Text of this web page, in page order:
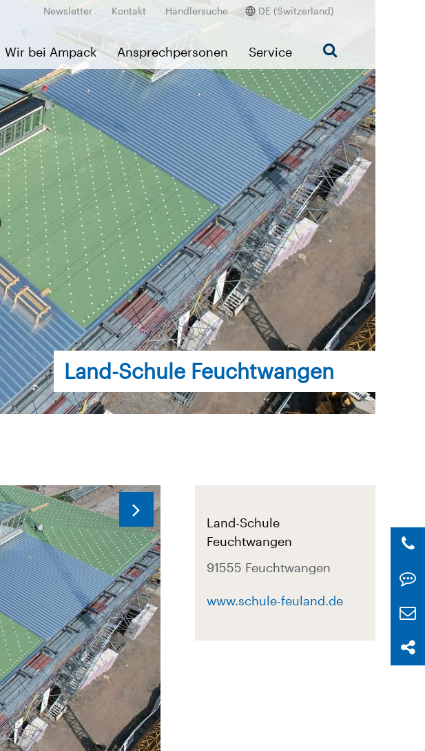
Newsletter Kontakt Händlersuche DE (Switzerland)
Wir bei Ampack Ansprechpersonen Service
Land-Schule Feuchtwangen
Land-Schule
Feuchtwangen
91555 Feuchtwangen
www.schule-feuland.de